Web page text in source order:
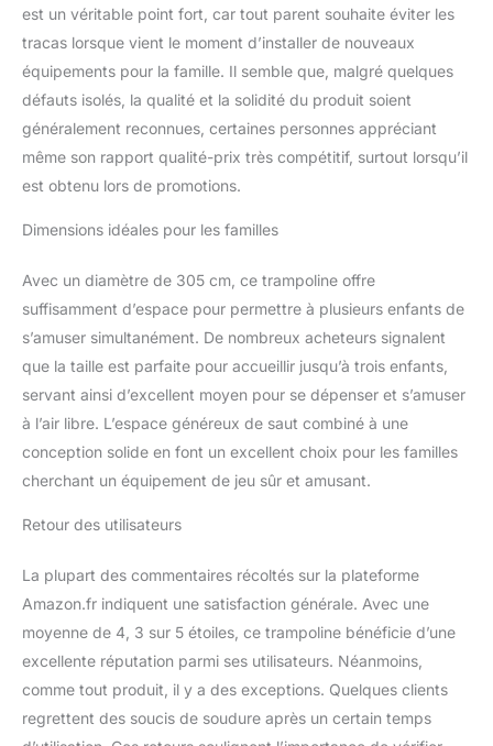
est un véritable point fort, car tout parent souhaite éviter les
tracas lorsque vient le moment d’installer de nouveaux
équipements pour la famille. Il semble que, malgré quelques
défauts isolés, la qualité et la solidité du produit soient
généralement reconnues, certaines personnes appréciant
même son rapport qualité-prix très compétitif, surtout lorsqu’il
est obtenu lors de promotions.
Dimensions idéales pour les familles
Avec un diamètre de 305 cm, ce trampoline offre
suffisamment d’espace pour permettre à plusieurs enfants de
s’amuser simultanément. De nombreux acheteurs signalent
que la taille est parfaite pour accueillir jusqu’à trois enfants,
servant ainsi d’excellent moyen pour se dépenser et s’amuser
à l’air libre. L’espace généreux de saut combiné à une
conception solide en font un excellent choix pour les familles
cherchant un équipement de jeu sûr et amusant.
Retour des utilisateurs
La plupart des commentaires récoltés sur la plateforme
Amazon.fr indiquent une satisfaction générale. Avec une
moyenne de 4, 3 sur 5 étoiles, ce trampoline bénéficie d’une
excellente réputation parmi ses utilisateurs. Néanmoins,
comme tout produit, il y a des exceptions. Quelques clients
regrettent des soucis de soudure après un certain temps